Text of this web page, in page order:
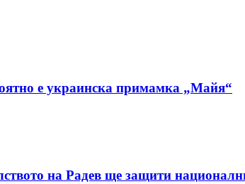
е украинска примамка „Майя“
на Радев ще защити